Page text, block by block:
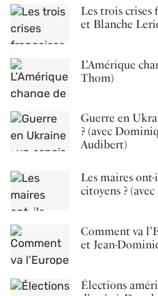
Les trois crises
et Blanche
L’Amérique
Thom)
Guerre en
? (avec
Audibert)
Les maires
citoyens ?
Comment va
et Jean-
Élections